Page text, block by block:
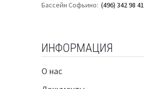
Бассейн Софьино: (496) 342 98 41
ИНФОРМАЦИЯ
О нас